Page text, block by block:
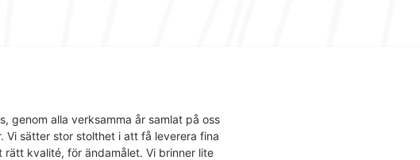
genom alla verksamma år samlat på oss
Vi sätter stor stolthet i att få leverera fina
kvalité, för ändamålet. Vi brinner lite